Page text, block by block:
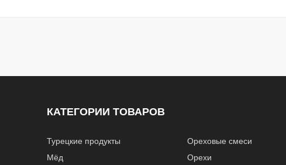
КАТЕГОРИИ ТОВАРОВ
Турецкие продукты
Ореховые смеси
Мёд
Орехи